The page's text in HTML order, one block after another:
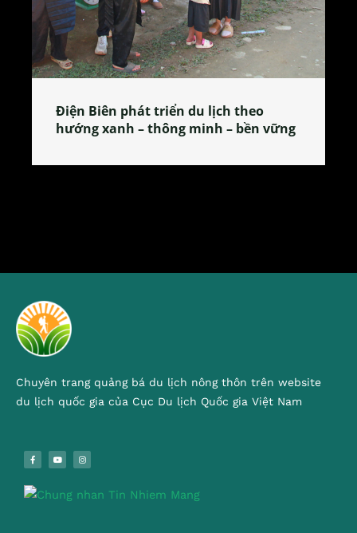
Làng làm bánh tẻ Phú Nhi – nơi lan
tỏa đặc sản xứ Đoài
Chuyên trang quảng bá du lịch nông thôn trên website
du lịch quốc gia của Cục Du lịch Quốc gia Việt Nam